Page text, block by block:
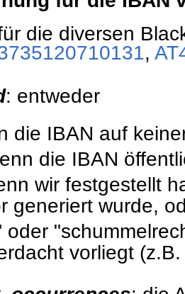
die diversen
,
: entweder
die IBAN auf
die IBAN
wir festgestellt
generiert wurde,
oder
vorliegt